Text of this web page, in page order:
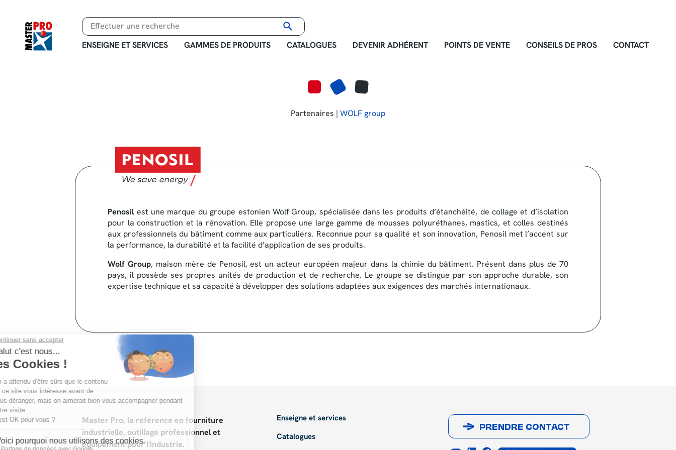
contenu
principal
ENSEIGNE ET SERVICES
GAMMES DE PRODUITS CATALOGUES DEVENIR ADHÉRENT POINTS DE VENTE CONSEILS DE PROS CONTACT
Partenaires | WOLF group
Penosil est une marque du groupe estonien Wolf Group, spécialisée dans les produits d’étanchéité, de collage et d’isolation
pour la construction et la rénovation. Elle propose une large gamme de mousses polyuréthanes, mastics, et colles destinés
aux professionnels du bâtiment comme aux particuliers. Reconnue pour sa qualité et son innovation, Penosil met l’accent sur
la performance, la durabilité et la facilité d’application de ses produits.
Wolf Group, maison mère de Penosil, est un acteur européen majeur dans la chimie du bâtiment. Présent dans plus de 70
pays, il possède ses propres unités de production et de recherche. Le groupe se distingue par son approche durable, son
expertise technique et sa capacité à développer des solutions adaptées aux exigences des marchés internationaux.
Master Pro, la référence en fourniture
industrielle, outillage professionnel et
équipement pour l'industrie.
Enseigne et services
Catalogues
PRENDRE CONTACT